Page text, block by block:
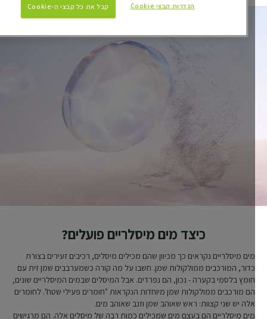
כיצד מים מיסלריים פועלים?
מים מיסלריים נקראים כך מכיוון שהם מכילים מיסלים, רכיבים זעירים בצורת
כדור, המורכבים ממולקולות שמן. חשבו על מה קורה כשמערבבים שמן זית עם
חומץ בלסמי בקערה - נכון, הם נפרדים. אבל המיסלים שבמים המיסלריים שונים,
הם מורכבים ממולקולות שמן מיוחדות הנקראות "חומרים פעילי שטח". לחומרים
אלה יש שני קצוות: ראש שאוהב שמן וזנב שאוהב מים.
מים מיסלריים הם בעצם מים שמכילים כמות רבה של מיסלים אלה. הם מרגישים
הגדרות קבצי Cookie קבל את כל קבצי ה-Cookie